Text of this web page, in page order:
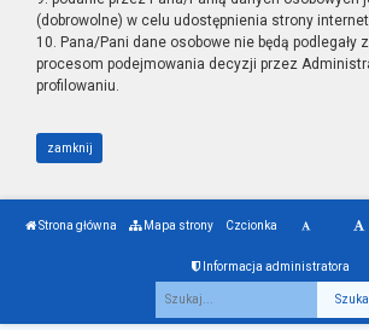
(dobrowolne) w celu udostępnienia strony
10. Pana/Pani dane osobowe nie będą podlegały
procesom podejmowania decyzji przez
profilowaniu.
zamknij
Strona główna Mapa strony Czcionka
Informacja administratora